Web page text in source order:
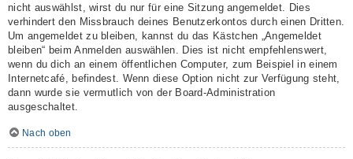
nicht auswählst, wirst du nur für eine Sitzung angemeldet. Dies
verhindert den Missbrauch deines Benutzerkontos durch einen Dritten.
Um angemeldet zu bleiben, kannst du das Kästchen „Angemeldet
bleiben“ beim Anmelden auswählen. Dies ist nicht empfehlenswert,
wenn du dich an einem öffentlichen Computer, zum Beispiel in einem
Internetcafé, befindest. Wenn diese Option nicht zur Verfügung steht,
dann wurde sie vermutlich von der Board-Administration
ausgeschaltet.
Nach oben